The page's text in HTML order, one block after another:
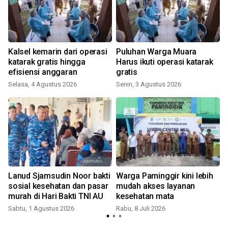
Kalsel kemarin dari operasi
katarak gratis hingga
efisiensi anggaran
Selasa, 4 Agustus 2026
Puluhan Warga Muara
Harus ikuti operasi katarak
gratis
Senin, 3 Agustus 2026
Lanud Sjamsudin Noor bakti
sosial kesehatan dan pasar
murah di Hari Bakti TNI AU
Sabtu, 1 Agustus 2026
Warga Paminggir kini lebih
mudah akses layanan
kesehatan mata
Rabu, 8 Juli 2026